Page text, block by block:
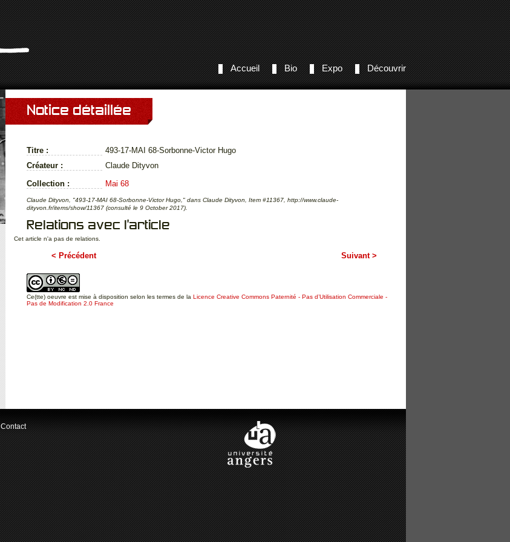
Accueil Bio Expo Découvrir
Notice détaillée
Titre :
493-17-MAI 68-Sorbonne-Victor Hugo
Créateur :
Claude Dityvon
Collection :
Mai 68
Claude Dityvon, "493-17-MAI 68-Sorbonne-Victor Hugo," dans Claude Dityvon, Item #11367, http://www.claude-
dityvon.fr/items/show/11367 (consulté le 9 October 2017).
Relations avec l'article
Cet article n'a pas de relations.
< Précédent Suivant >
Ce(tte) oeuvre est mise à disposition selon les termes de la Licence Creative Commons Paternité - Pas d’Utilisation Commerciale -
Pas de Modification 2.0 France
Contact